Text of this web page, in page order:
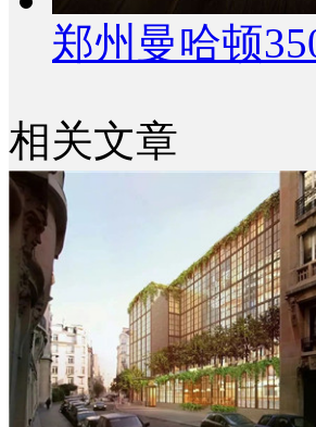
郑州曼哈顿
相关文章